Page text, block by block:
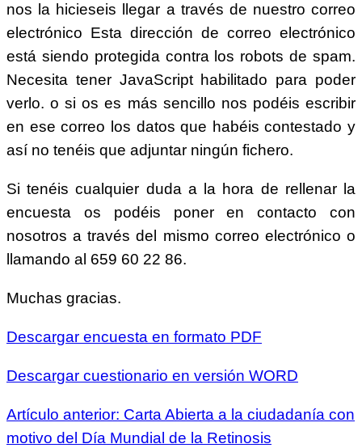
nos la hicieseis llegar a través de nuestro correo
electrónico Esta dirección de correo electrónico
está siendo protegida contra los robots de spam.
Necesita tener JavaScript habilitado para poder
verlo. o si os es más sencillo nos podéis escribir
en ese correo los datos que habéis contestado y
así no tenéis que adjuntar ningún fichero.
Si tenéis cualquier duda a la hora de rellenar la
encuesta os podéis poner en contacto con
nosotros a través del mismo correo electrónico o
llamando al 659 60 22 86.
Muchas gracias.
Descargar encuesta en formato PDF
Descargar cuestionario en versión WORD
Artículo anterior: Carta Abierta a la ciudadanía con
motivo del Día Mundial de la Retinosis